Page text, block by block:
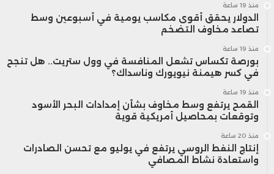
منذ 19 ساعة
الدولار يحقق أقوى مكاسب يومية في أسبوعين وسط
تصاعد مخاوف التضخم
منذ 19 ساعة
بورصة تكساس تشعل المنافسة في وول ستريت.. هل تنجح
في كسر هيمنة نيويورك وناسداك؟
منذ 19 ساعة
القمح يرتفع وسط مخاوف بشأن إمدادات البحر الأسود
وتوقعات بمحاصيل أمريكية قوية
منذ 20 ساعة
إنتاج النفط الروسي يرتفع في يوليو مع تحسن الصادرات
واستعادة نشاط المصافي